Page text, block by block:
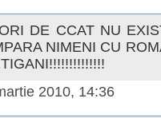
DE CCAT NU
NIMENI CU
2010, 14:36